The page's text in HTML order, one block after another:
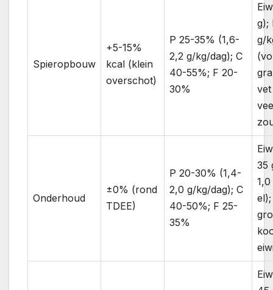
Spieropbouw
+5-15%
kcal (klein
overschot)
P 25-35% (1,6-
2,2 g/kg/dag); C
40-55%; F 20-
30%
g);
g/
Onderhoud
±0% (rond
TDEE)
P 20-30% (1,4-
2,0 g/kg/dag); C
40-50%; F 25-
35%
35